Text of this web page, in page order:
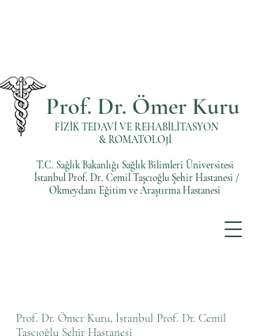
FİZİK TEDAVİ VE REHABİLİTASYON
& ROMATOLOJİ
T.C. Sağlık Bakanlığı Sağlık Bilimleri Üniversitesi
İstanbul Prof. Dr. Cemil Taşcıoğlu Şehir Hastanesi /
Okmeydanı Eğitim ve Araştırma Hastanesi
Prof. Dr. Ömer Kuru
Prof. Dr. Ömer Kuru, İstanbul Prof. Dr. Cemil
Taşcıoğlu Şehir Hastanesi